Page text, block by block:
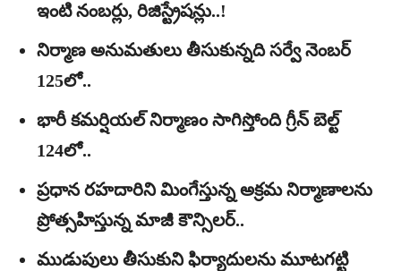
ఇంటి నంబర్లు, రిజిస్ట్రేషన్లు..!
నిర్మాణ అనుమతులు తీసుకున్నది సర్వే నెంబర్‌
125లో..
భారీ కమర్షియల్‌ నిర్మాణం సాగిస్తోంది గ్రీన్‌ బెల్ట్‌
124లో..
ప్రధాన రహదారిని మింగేస్తున్న అక్రమ నిర్మాణాలను
ప్రోత్సహిస్తున్న మాజీ కౌన్సిలర్‌..
ముడుపులు తీసుకుని ఫిర్యాదులను మూటగట్టి